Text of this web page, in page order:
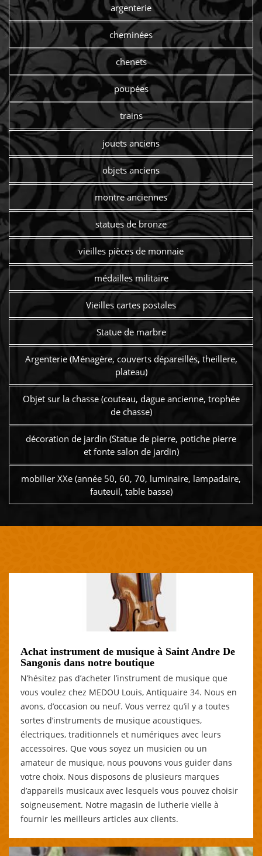
argenterie
cheminées
chenets
poupées
trains
jouets anciens
objets anciens
montre anciennes
statues de bronze
vieilles pièces de monnaie
médailles militaire
Vieilles cartes postales
Statue de marbre
Argenterie (Ménagère, couverts dépareillés, theillere,
plateau)
Objet sur la chasse (couteau, dague ancienne, trophée
de chasse)
décoration de jardin (Statue de pierre, potiche pierre
et fonte salon de jardin)
mobilier XXe (année 50, 60, 70, luminaire, lampadaire,
fauteuil, table basse)
Achat instrument de musique à Saint Andre De
Sangonis dans notre boutique
N’hésitez pas d’acheter l’instrument de musique que
vous voulez chez MEDOU Louis, Antiquaire 34. Nous en
avons, d’occasion ou neuf. Vous verrez qu’il y a toutes
sortes d’instruments de musique acoustiques,
électriques, traditionnels et numériques avec leurs
accessoires. Que vous soyez un musicien ou un
amateur de musique, nous pouvons vous guider dans
votre choix. Nous disposons de plusieurs marques
d’appareils musicaux avec lesquels vous pouvez choisir
soigneusement. Notre magasin de lutherie vielle à
fournir les meilleurs articles aux clients.